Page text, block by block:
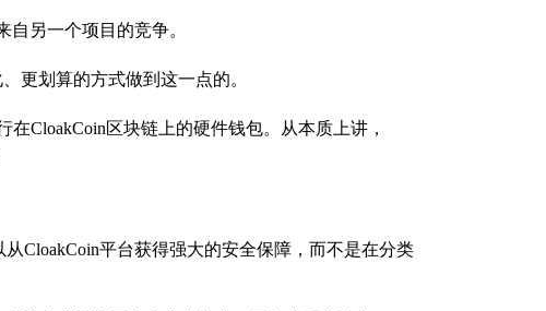
另一个项目的竞争。
更划算的方式做到这一点的。
CloakCoin区块链上的硬件钱包。从本质上讲，
CloakCoin平台获得强大的安全保障，而不是在分类